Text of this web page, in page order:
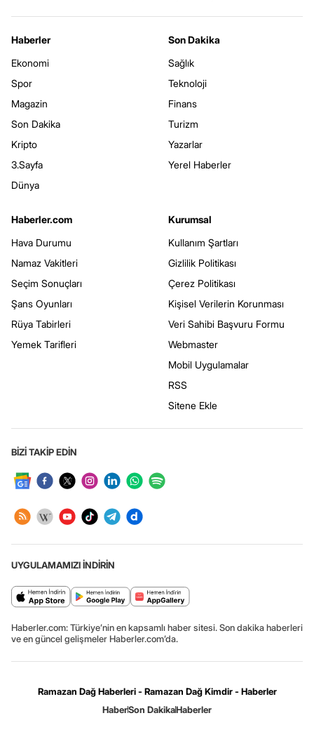
Haberler
Ekonomi
Spor
Magazin
Son Dakika
Kripto
3.Sayfa
Dünya
Son Dakika
Sağlık
Teknoloji
Finans
Turizm
Yazarlar
Yerel Haberler
Haberler.com
Hava Durumu
Namaz Vakitleri
Seçim Sonuçları
Şans Oyunları
Rüya Tabirleri
Yemek Tarifleri
Kurumsal
Kullanım Şartları
Gizlilik Politikası
Çerez Politikası
Kişisel Verilerin Korunması
Veri Sahibi Başvuru Formu
Webmaster
Mobil Uygulamalar
RSS
Sitene Ekle
BİZİ TAKİP EDİN
UYGULAMAMIZI İNDİRİN
Haberler.com: Türkiye’nin en kapsamlı haber sitesi. Son dakika haberleri
ve en güncel gelişmeler Haberler.com’da.
Ramazan Dağ Haberleri - Ramazan Dağ Kimdir - Haberler
HaberSon DakikaHaberler